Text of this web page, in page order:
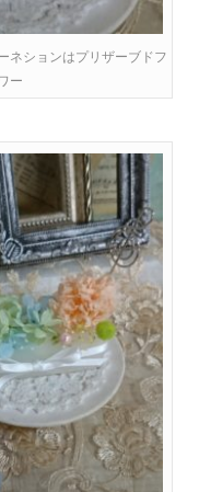
ネションはプリザーブドフ
ー